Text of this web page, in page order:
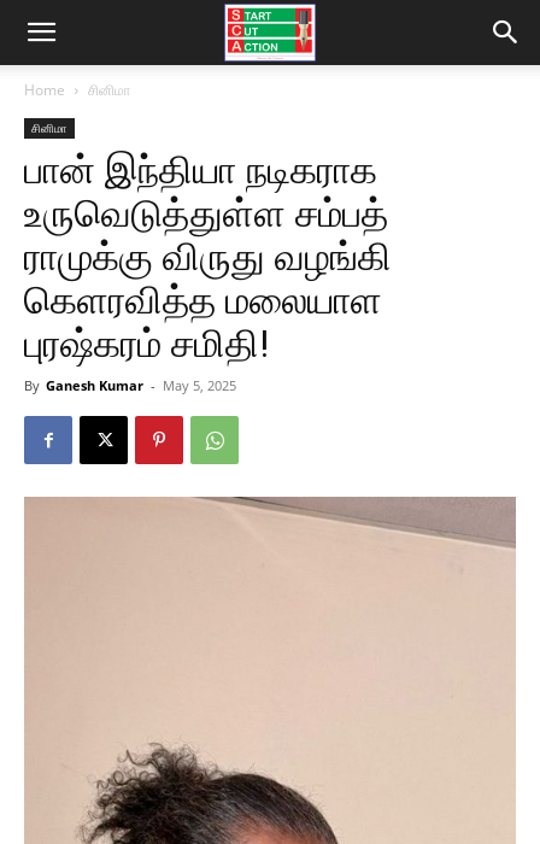
Home சினிமா
சினிமா
பான் இந்தியா நடிகராக
உருவெடுத்துள்ள சம்பத்
ராமுக்கு விருது வழங்கி
கெளரவித்த மலையாள
புரஷ்கரம் சமிதி!
By Ganesh Kumar - May 5, 2025